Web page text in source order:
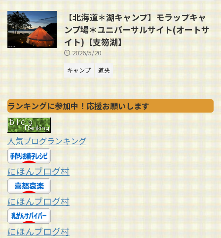
【北海道＊湖キャンプ】モラップキャ
ンプ場＊ユニバーサルサイト(オートサ
イト)【支笏湖】
2026/5/20
キャンプ 道央
ランキングに参加中！応援お願いします
人気ブログランキング
にほんブログ村
にほんブログ村
にほんブログ村